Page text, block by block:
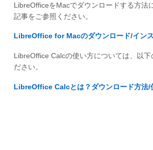
LibreOfficeをMacでダウンロードする方法
記事をご参照ください。
LibreOffice for Macのダウンロード/イン
LibreOffice Calcの使い方については、以下
ださい。
LibreOffice Calcとは？ダウンロード方法/